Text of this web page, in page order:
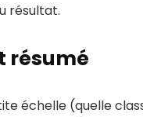
résultat.
résumé
échelle (quelle